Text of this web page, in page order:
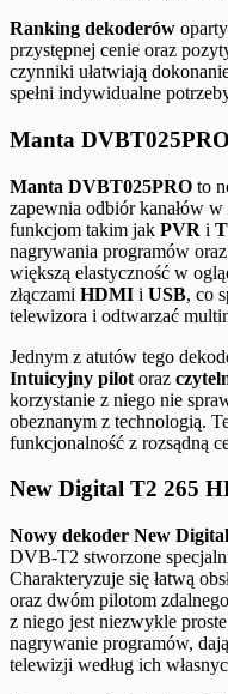
Ranking dekoderów
przystępnej cenie oraz
czynniki ułatwiają
spełni indywidualne
Manta DVBT025PRO
Manta DVBT025PRO to
zapewnia odbiór kanałów
funkcjom takim jak PVR i
nagrywania programów
większą elastyczność w
złączami HDMI i USB, co
telewizora i odtwarzać
Jednym z atutów tego
Intuicyjny pilot oraz
korzystanie z niego nie
obeznanym z technologią.
funkcjonalność z rozsądną
New Digital T2 265
Nowy dekoder New
DVB-T2 stworzone
Charakteryzuje się łatwą
oraz dwóm pilotom
z niego jest niezwykle
nagrywanie programów,
telewizji według ich